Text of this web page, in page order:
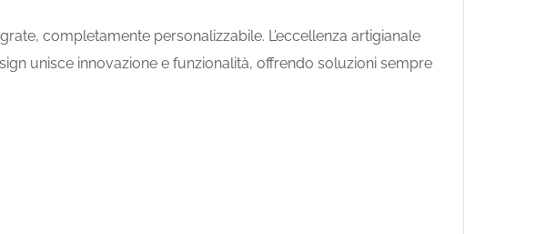
completamente personalizzabile. L’eccellenza artigianale
unisce innovazione e funzionalità, offrendo soluzioni sempre